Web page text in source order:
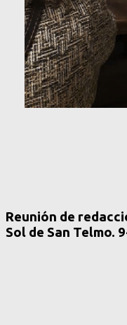
Reunión de
Sol de San Telmo.